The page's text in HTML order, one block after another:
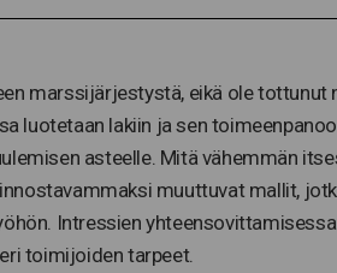
marssijärjestystä, eikä ole tottunut
luotetaan lakiin ja sen
asteelle. Mitä vähemmän
muuttuvat mallit,
Intressien
toimijoiden tarpeet.